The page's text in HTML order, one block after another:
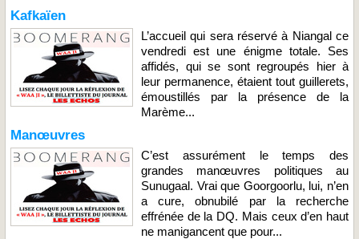
Kafkaïen
L’accueil qui sera réservé à Niangal ce
vendredi est une énigme totale. Ses
affidés, qui se sont regroupés hier à
leur permanence, étaient tout guillerets,
émoustillés par la présence de la
Marème...
Manœuvres
C’est assurément le temps des
grandes manœuvres politiques au
Sunugaal. Vrai que Goorgoorlu, lui, n’en
a cure, obnubilé par la recherche
effrénée de la DQ. Mais ceux d’en haut
ne manigancent que pour...